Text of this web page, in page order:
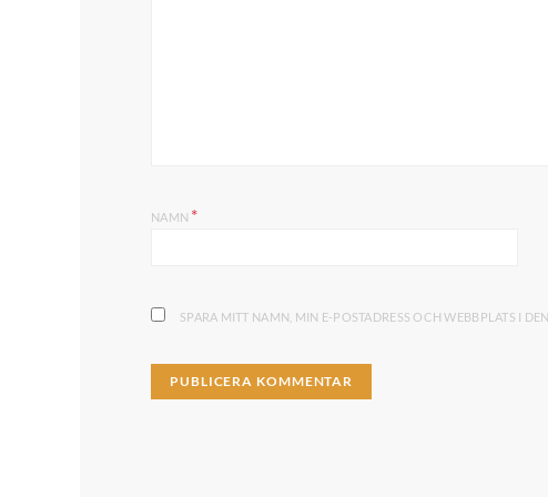
NAMN *
SPARA MITT NAMN, MIN E-POSTADRESS OCH WEBBPLATS I